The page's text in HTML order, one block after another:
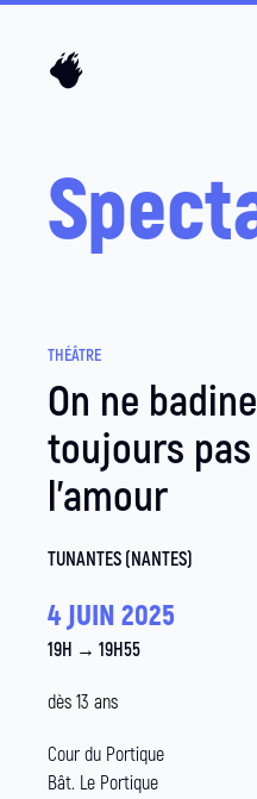
THÉÂTRE
On ne badine
toujours
l'amour
TUNANTES (NANTES)
4 JUIN 2025
19H → 19H55
dès 13 ans
Cour du Portique
Bât. Le Portique